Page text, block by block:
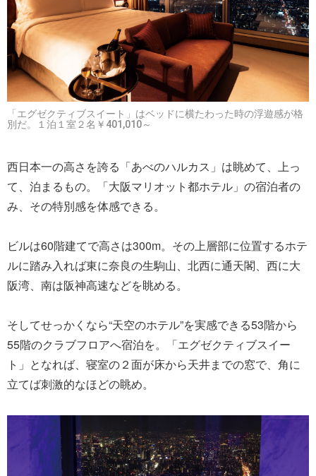
「エグゼクティブスイート」はベッドに横たわった時の浮遊感が格
別だ。１泊１室２名￥401,010～
西日本一の高さを誇る「あべのハルカス」は眺めて、上っ
て、泊まるもの。「大阪マリオット都ホテル」の宿泊者の
み、その特別感を体感できる。
ビルは60階建てで高さは300m。その上層部に位置するホテ
ルに踏み入れば東に奈良の生駒山、北西に通天閣、西に大
阪湾、南は阪神高速などを眺める。
そしてせっかくなら“天空のホテル”を実感できる53階から
55階のクラブフロアへ宿泊を。「エグゼクティブスイー
ト」となれば、寝室の２面が床から天井までの窓で、角に
立てば刺激的なほどの眺め。